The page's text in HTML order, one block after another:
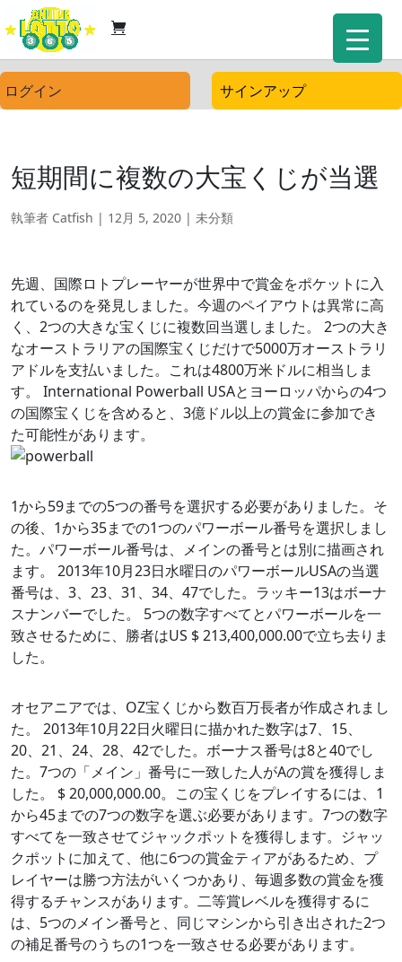
ログイン サインアップ
短期間に複数の大宝くじが当選
執筆者 Catfish | 12月 5, 2020 | 未分類
先週、国際ロトプレーヤーが世界中で賞金をポケットに入
れているのを発見しました。今週のペイアウトは異常に高
く、2つの大きな宝くじに複数回当選しました。 2つの大き
なオーストラリアの国際宝くじだけで5000万オーストラリ
アドルを支払いました。これは4800万米ドルに相当しま
す。 International Powerball USAとヨーロッパからの4つ
の国際宝くじを含めると、3億ドル以上の賞金に参加でき
た可能性があります。
1から59までの5つの番号を選択する必要がありました。そ
の後、1から35までの1つのパワーボール番号を選択しまし
た。パワーボール番号は、メインの番号とは別に描画され
ます。 2013年10月23日水曜日のパワーボールUSAの当選
番号は、3、23、31、34、47でした。ラッキー13はボーナ
スナンバーでした。 5つの数字すべてとパワーボールを一
致させるために、勝者はUS $ 213,400,000.00で立ち去りま
した。
オセアニアでは、OZ宝くじから数百万長者が作成されまし
た。 2013年10月22日火曜日に描かれた数字は7、15、
20、21、24、28、42でした。ボーナス番号は8と40でし
た。7つの「メイン」番号に一致した人がAの賞を獲得しま
した。 $ 20,000,000.00。この宝くじをプレイするには、1
から45までの7つの数字を選ぶ必要があります。7つの数字
すべてを一致させてジャックポットを獲得します。ジャッ
クポットに加えて、他に6つの賞金ティアがあるため、プ
レイヤーは勝つ方法がいくつかあり、毎週多数の賞金を獲
得するチャンスがあります。二等賞レベルを獲得するに
は、5つのメイン番号と、同じマシンから引き出された2つ
の補足番号のうちの1つを一致させる必要があります。